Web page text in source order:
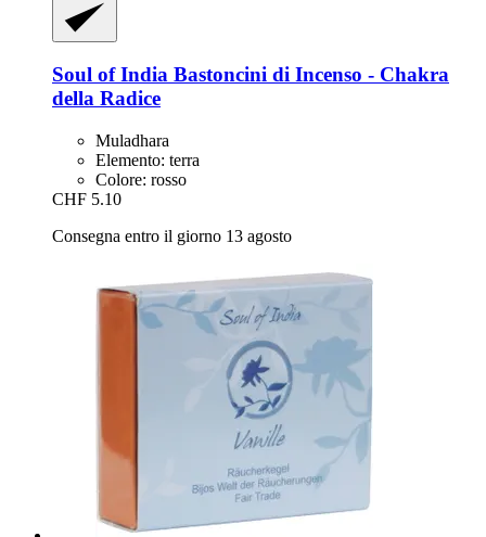
Soul of India Bastoncini di Incenso -​ Chakra
della Radice
Muladhara
Elemento: terra
Colore: rosso
CHF 5.10
Consegna entro il giorno 13 agosto